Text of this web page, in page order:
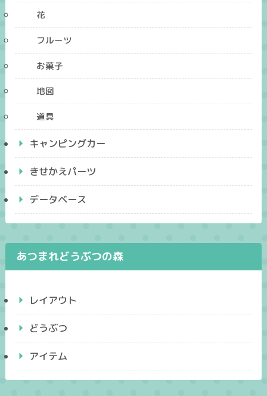
花
フルーツ
お菓子
地図
道具
キャンピングカー
きせかえパーツ
データベース
あつまれどうぶつの森
レイアウト
どうぶつ
アイテム